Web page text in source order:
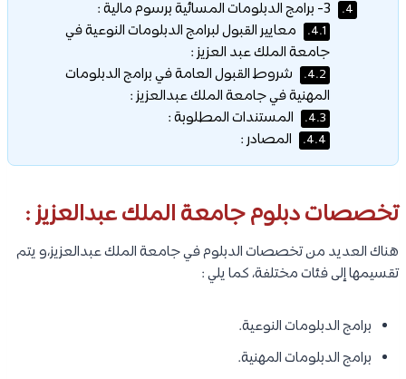
4.
4.1.
معايير القبول لبرامج الدبلومات النوعية في
جامعة الملك عبد العزيز :
4.2.
شروط القبول العامة في برامج الدبلومات
المهنية في جامعة الملك عبدالعزيز :
4.3. المستندات المطلوبة :
4.4. المصادر :
تخصصات دبلوم جامعة الملك عبدالعزيز :
هناك العديد من تخصصات الدبلوم في جامعة الملك عبدالعزيز،و يتم
تقسيمها إلى فئات مختلفة، كما يلي :
برامج الدبلومات النوعية.
برامج الدبلومات المهنية.